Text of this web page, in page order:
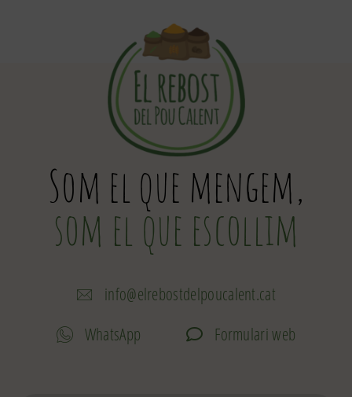
Som el que mengem,
som el que escollim
info@elrebostdelpoucalent.cat
WhatsApp
Formulari web